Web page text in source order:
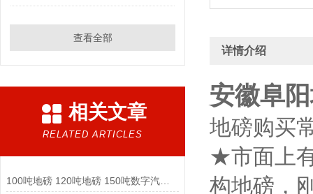
查看全部
相关文章
RELATED ARTICLES
100吨地磅 120吨地磅 150吨数字汽车衡厂家
详情介绍
安徽阜
地磅购买
★市面上
构地磅，